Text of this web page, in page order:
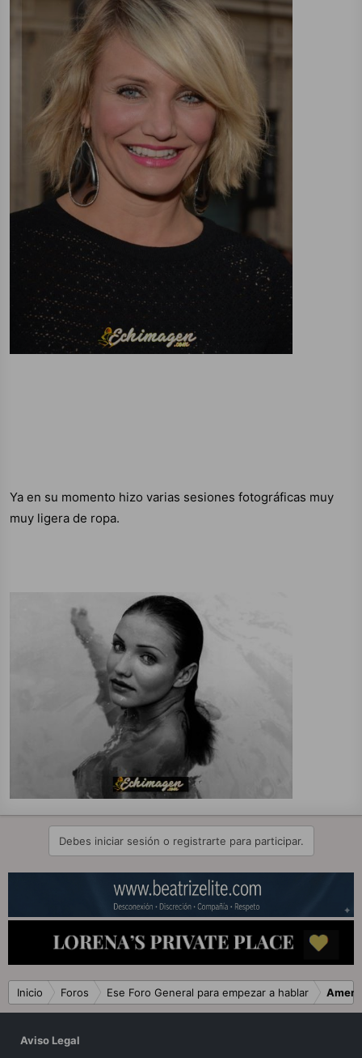
Ya en su momento hizo varias sesiones fotográficas muy
muy ligera de ropa.
Debes iniciar sesión o registrarte para participar.
Inicio Foros Ese Foro General para empezar a hablar
Aviso Legal